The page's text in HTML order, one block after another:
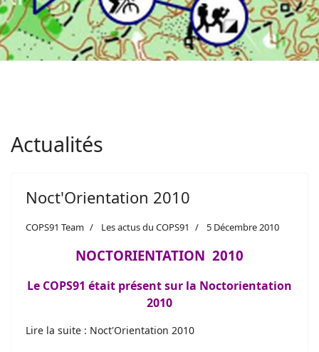
Actualités
Noct'Orientation 2010
COPS91 Team Les actus du COPS91 5 Décembre 2010
NOCTORIENTATION 2010
Le COPS91 était présent sur la Noctorientation
2010
Lire la suite : Noct'Orientation 2010